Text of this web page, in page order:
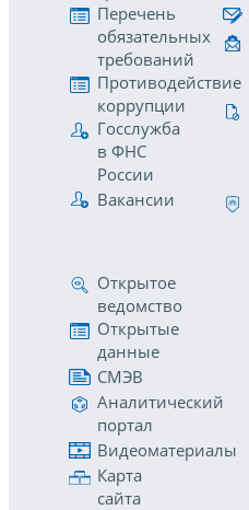
Перечень
обязательных
требований
Противодействие
коррупции
Госслужба
в ФНС
России
Вакансии
Открытое
ведомство
Открытые
данные
СМЭВ
Аналитический
портал
Видеоматериалы
Карта
сайта